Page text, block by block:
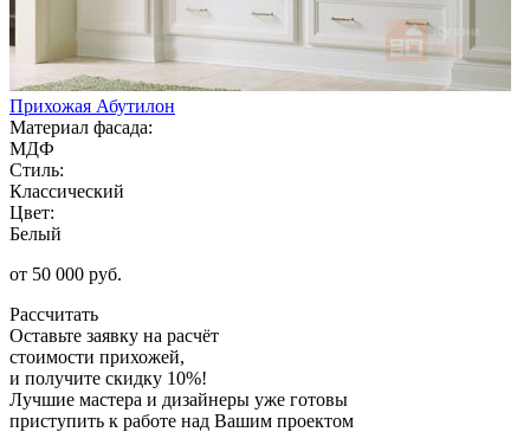
Прихожая Абутилон
Материал фасада:
МДФ
Стиль:
Классический
Цвет:
Белый
от 50 000 руб.
Рассчитать
Оставьте заявку на расчёт
стоимости прихожей,
и получите скидку 10%!
Лучшие мастера и дизайнеры уже готовы
приступить к работе над Вашим проектом